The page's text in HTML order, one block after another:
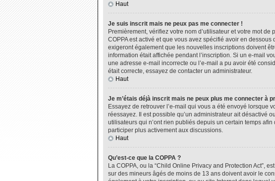
Haut
Je suis inscrit mais ne peux pas me connecter !
Premièrement, vérifiez votre nom d’utilisateur et votre mot
COPPA est activé et que vous avez spécifié avoir en
exigeront également que les nouvelles inscriptions doivent
information était affichée pendant l’inscription. Si un e-mail
une adresse e-mail incorrecte ou l’e-mail a pu avoir été
était correcte, essayez de contacter un administrateur.
Haut
Je m’étais déjà inscrit mais ne peux plus me connecter à
Essayez de retrouver l’e-mail qui vous a été envoyé lorsque
réessayez. Il est possible qu’un administrateur ait désactivé
utilisateurs qui n’ont rien publiés depuis un certain temps
participer plus activement aux discussions.
Haut
Qu’est-ce que la COPPA ?
La COPPA, ou la “Child Online Privacy and Protection Act”,
sur des mineurs âgés de moins de 13 ans doivent avoir le